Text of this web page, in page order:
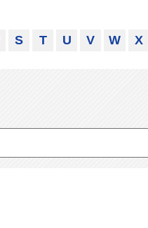
S T U V W X